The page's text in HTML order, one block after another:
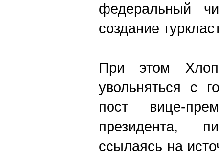
федеральный
создание
При этом
увольняться с
пост вице-
президента,
ссылаясь на